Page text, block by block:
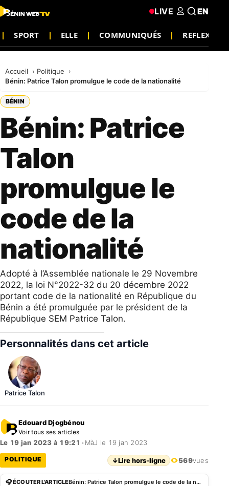
SPORT ELLE COMMUNIQUÉS REFLEXION
LIVE EN
Accueil
Politique
Bénin: Patrice Talon promulgue le code de la nationalité
BÉNIN
Bénin: Patrice
Talon
promulgue le
code de la
nationalité
Adopté à l’Assemblée nationale le 29 Novembre
2022, la loi N°2022-32 du 20 décembre 2022
portant code de la nationalité en République du
Bénin a été promulguée par le président de la
République SEM Patrice Talon.
Personnalités dans cet article
Patrice Talon
Edouard Djogbénou
Voir tous ses articles
Le 19 jan 2023 à 19:21 • MàJ le 19 jan 2023
POLITIQUE ↓Lire hors-ligne 569vues
🎧 ÉCOUTER L'ARTICLE Bénin: Patrice Talon promulgue le code de la nationalité